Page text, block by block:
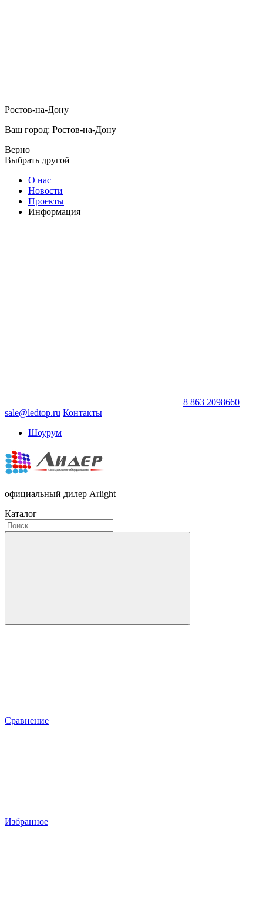
Ростов-на-Дону
Ваш город: Ростов-на-Дону
Верно
Выбрать другой
О нас
Новости
Проекты
Информация
8 863 2098660
sale@ledtop.ru Контакты
Шоурум
официальный дилер Arlight
Каталог
Сравнение
Избранное